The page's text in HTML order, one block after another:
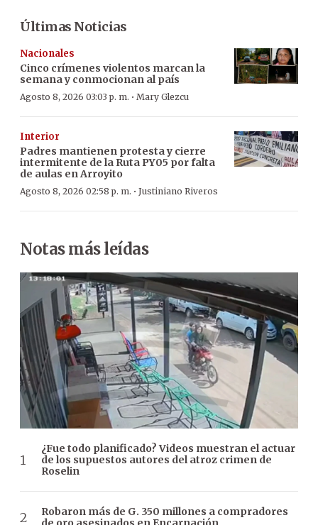
Últimas Noticias
Nacionales
Cinco crímenes violentos marcan la
semana y conmocionan al país
Agosto 8, 2026 03:03 p. m. · Mary Glezcu
Interior
Padres mantienen protesta y cierre
intermitente de la Ruta PY05 por falta
de aulas en Arroyito
Agosto 8, 2026 02:58 p. m. · Justiniano Riveros
Notas más leídas
¿Fue todo planificado? Videos muestran el actuar
de los supuestos autores del atroz crimen de
Roselin
Robaron más de G. 350 millones a compradores